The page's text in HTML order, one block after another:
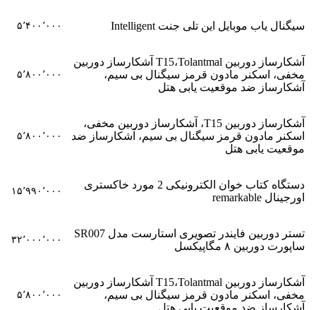
سیگنال یاب موبایل این تلی جنت Intelligent ۵٬۴۰۰٬۰۰۰
آشکارساز دوربین T15،Tolantmal آشکارساز دوربین
مخفی، اسکنر مادون قرمز سیگنال بی سیم،
آشکارساز ضد موقعیت یابی هتل
۵٬۸۰۰٬۰۰۰
آشکارساز دوربین T15، آشکارساز دوربین مخفی،
اسکنر مادون قرمز سیگنال بی سیم، آشکارساز ضد
موقعیت یابی هتل
۵٬۸۰۰٬۰۰۰
دستگاه کتاب خوان الکترونیکی 2 مورد خاکستری
اورجینال remarkable
۱۵٬۹۹۰٬۰۰۰
تستر دوربین فایندر تصویری استارست مدل SR007
ساپورت دوربین ۸ مگاپیکسل
۳۲٬۰۰۰٬۰۰۰
آشکارساز دوربین T15،Tolantmal آشکارساز دوربین
مخفی، اسکنر مادون قرمز سیگنال بی سیم،
آشکارساز ضد موقعیت یابی هتل
۵٬۸۰۰٬۰۰۰